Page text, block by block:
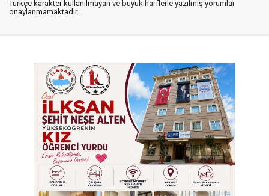
Türkçe karakter kullanılmayan ve büyük harflerle yazılmış yorumlar
onaylanmamaktadır.